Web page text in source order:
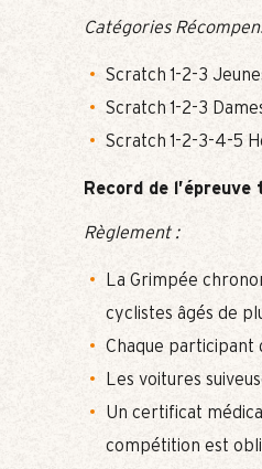
Catégories
Scratch 1-2-3
Scratch 1-2-3
Scratch 1-2-3-4-5
Record de
Règlement :
La Grimpée
cyclistes âgés de
Chaque participant
Les voitures
Un certificat
compétition est